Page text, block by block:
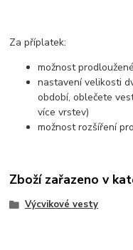
Za příplatek:
možnost
nastavení velikosti
období, oblečete
více vrstev)
možnost rozšíření
Zboží zařazeno v
Výcvikové vesty